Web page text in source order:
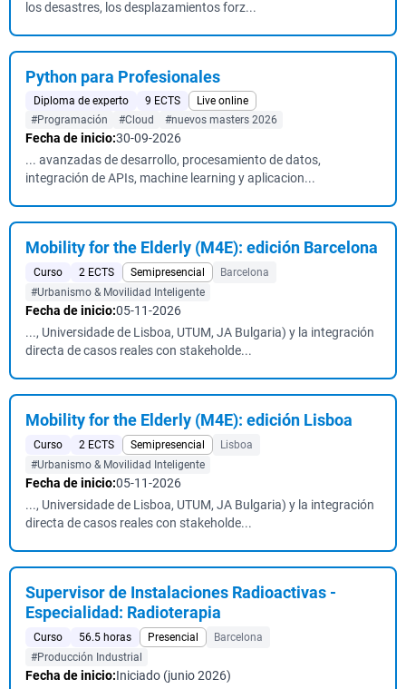
los desastres, los desplazamientos forz...
Python para Profesionales
Diploma de experto 9 ECTS
Live online
#Programación
#Cloud #nuevos masters 2026
Fecha de inicio:30-09-2026
... avanzadas de desarrollo, procesamiento de datos,
integración de APIs, machine learning y aplicacion...
Mobility for the Elderly (M4E): edición Barcelona
Curso 2 ECTS Semipresencial
Barcelona
#Urbanismo & Movilidad Inteligente
Fecha de inicio:05-11-2026
..., Universidade de Lisboa, UTUM, JA Bulgaria) y la integración
directa de casos reales con stakeholde...
Mobility for the Elderly (M4E): edición Lisboa
Curso 2 ECTS Semipresencial
Lisboa
#Urbanismo & Movilidad Inteligente
Fecha de inicio:05-11-2026
..., Universidade de Lisboa, UTUM, JA Bulgaria) y la integración
directa de casos reales con stakeholde...
Supervisor de Instalaciones Radioactivas -
Especialidad: Radioterapia
Curso 56.5 horas Presencial
Barcelona
#Producción Industrial
Fecha de inicio:Iniciado (junio 2026)